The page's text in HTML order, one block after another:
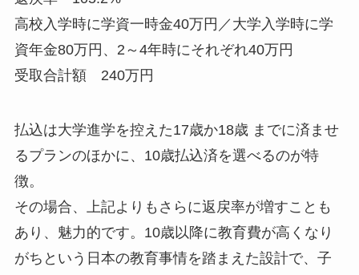
高校入学時に学資一時金40万円／大学入学時に学
資年金80万円、2～4年時にそれぞれ40万円
受取合計額 240万円
払込は大学進学を控えた17歳か18歳 までに済ませ
るプランのほかに、10歳払込済を選べるのが特
徴。
その場合、上記よりもさらに返戻率が増すことも
あり、魅力的です。10歳以降に教育費が高くなり
がちという日本の教育事情を踏まえた設計で、子